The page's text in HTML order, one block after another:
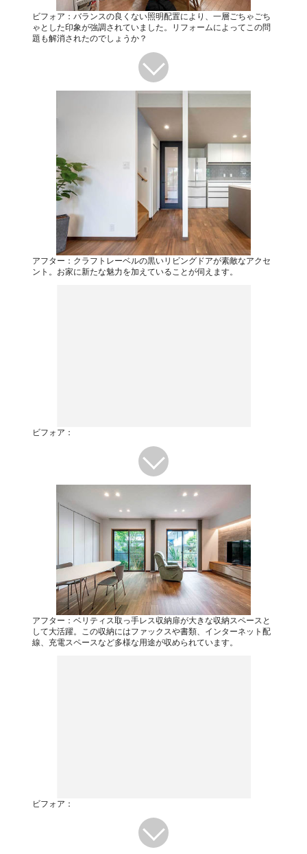
ビフォア：バランスの良くない照明配置により、一層ごちゃごち
ゃとした印象が強調されていました。リフォームによってこの問
題も解消されたのでしょうか？
アフター：クラフトレーベルの黒いリビングドアが素敵なアクセ
ント。お家に新たな魅力を加えていることが伺えます。
ビフォア：
アフター：ベリティス取っ手レス収納扉が大きな収納スペースと
して大活躍。この収納にはファックスや書類、インターネット配
線、充電スペースなど多様な用途が収められています。
ビフォア：